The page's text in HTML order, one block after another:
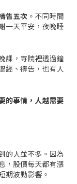
告五次 。不同時間
一天平安，夜晚睡
課，寺院裡透過鐘
經、禱告，也有人
的事情，人越需要
的人並不多。因為
，股價每天都有漲
期波動影響。